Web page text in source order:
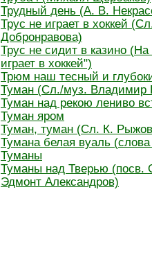
Трудный день (А. В.
Трус не играет в хоккей
Добронравова)
Трус не сидит в казино
играет в хоккей")
Трюм наш тесный и
Туман (Сл./муз. Владимир
Туман над рекою лениво
Туман яром
Туман, туман (Сл. К.
Тумана белая вуаль
Туманы
Туманы над Тверью (посв.
Эдмонт Александров)